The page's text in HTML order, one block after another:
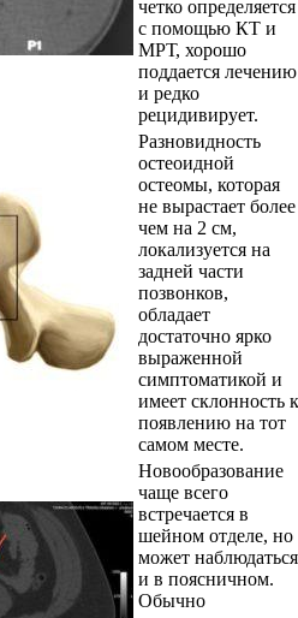
четко определяется
с помощью КТ и
МРТ, хорошо
поддается лечению
и редко
рецидивирует.
Разновидность
остеоидной
остеомы, которая
не вырастает более
чем на 2 см,
локализуется на
задней части
позвонков,
обладает
достаточно ярко
выраженной
симптоматикой и
имеет склонность к
появлению на тот
самом месте.
Новообразование
чаще всего
встречается в
шейном отделе, но
может наблюдаться
и в поясничном.
Обычно